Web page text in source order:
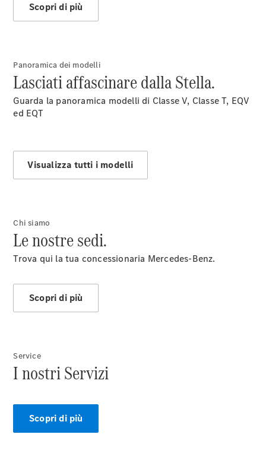
Chi siamo
Contatti
News&Eventi
Novità
Scopri di più
Panoramica dei modelli
Lasciati affascinare dalla Stella.
Guarda la panoramica modelli di Classe V, Classe T, EQV
ed EQT
Visualizza tutti i modelli
Chi siamo
Le nostre sedi.
Trova qui la tua concessionaria Mercedes-Benz.
Scopri di più
Service
I nostri Servizi
Scopri di più